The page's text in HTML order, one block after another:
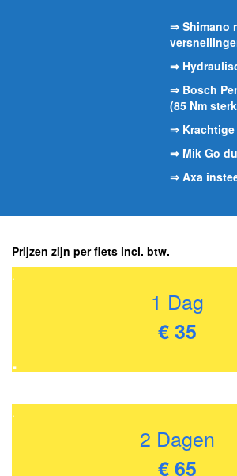
⇒ Shimano
⇒
⇒ Bosch
(85 Nm
⇒ Krachtige
⇒ Mik Go
⇒ Axa
Prijzen zijn per fiets incl. btw.
.
1 Dag
€ 35
.
.
2 Dagen
€ 65